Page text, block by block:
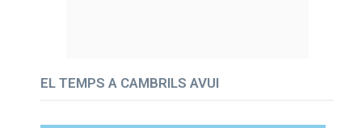
EL TEMPS A CAMBRILS AVUI